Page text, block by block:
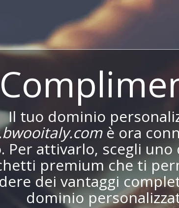
Il tuo dominio
è ora
Per attivarlo, scegli
premium che ti
dei vantaggi
dominio